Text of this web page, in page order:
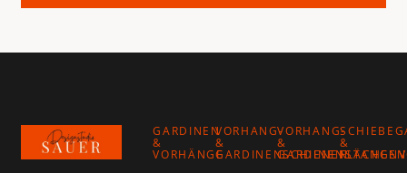
GARDINEN
&
VORHÄNGE
VORHANG-
&
GARDINENSCHIENEN
VORHANG-
&
GARDINENSTANGEN
&